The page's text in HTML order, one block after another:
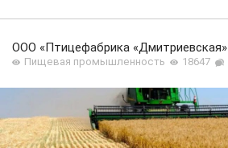
ООО «Птицефабрика «Дмитриевская»
Пищевая промышленность 18647